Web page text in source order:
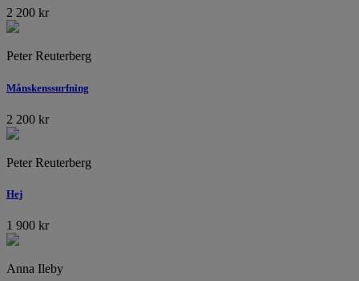
2 200 kr
Peter Reuterberg
Månskenssurfning
2 200 kr
Peter Reuterberg
Hej
1 900 kr
Anna Ileby